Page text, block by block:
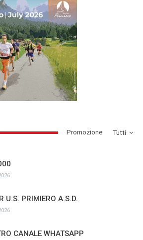
Tutti
­Promozione
U.S. PRIMIERO A.S.D.
CANALE WHATSAPP